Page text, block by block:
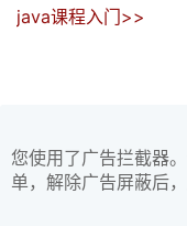
java课程入门>>
您使用了广告拦截器
单，解除广告屏蔽后